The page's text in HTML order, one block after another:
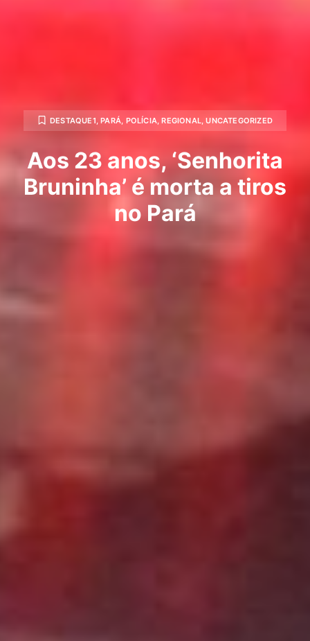
DESTAQUE1 ,PARÁ POLÍCIA,REGIONAL,UNCATEGORIZED
Aos 23 anos, ‘Senhorita
Bruninha’ é morta a tiros
no Pará